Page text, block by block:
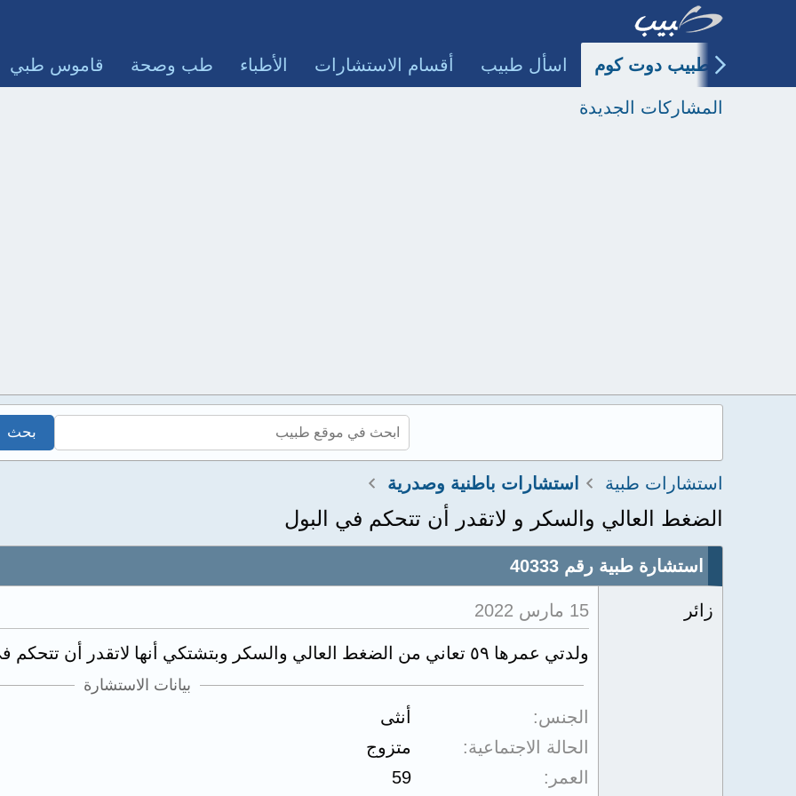
طبيب دوت كوم اسأل طبيب أقسام الاستشارات الأطباء طب وصحة قاموس طبي
المشاركات الجديدة
استشارات طبية استشارات باطنية وصدرية
الضغط العالي والسكر و لاتقدر أن تتحكم في البول
استشارة طبية رقم 40333
زائر 15 مارس 2022
ولدتي عمرها ٥٩ تعاني من الضغط العالي والسكر وبتشتكي أنها لاتقدر أن تتحكم في البول ياريت لو في علاج لحالتها
بيانات الاستشارة
الجنس
أنثى
الحالة الاجتماعية
متزوج
العمر
59